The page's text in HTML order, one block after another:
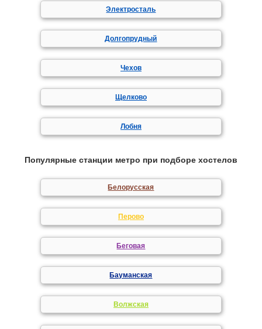
Электросталь
Долгопрудный
Чехов
Щелково
Лобня
Популярные станции метро при подборе хостелов
Белорусская
Перово
Беговая
Бауманская
Волжская